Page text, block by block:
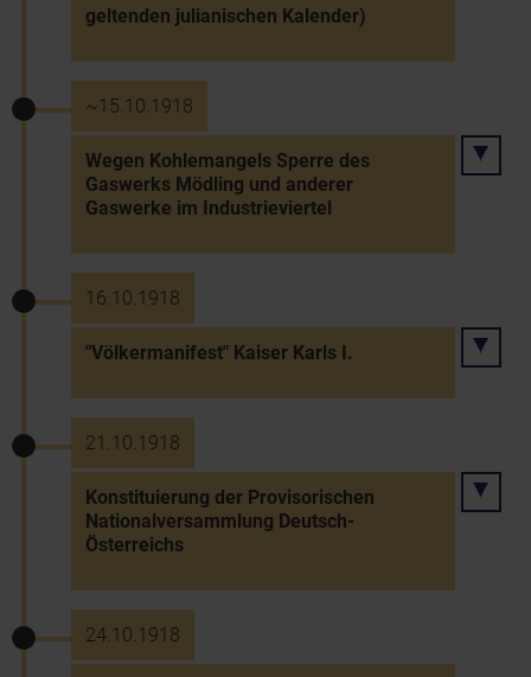
geltenden julianischen Kalender)
~15.10.1918
Wegen Kohlemangels Sperre des
Gaswerks Mödling und anderer
Gaswerke im Industrieviertel
16.10.1918
"Völkermanifest" Kaiser Karls I.
21.10.1918
Konstituierung der Provisorischen
Nationalversammlung Deutsch-
Österreichs
24.10.1918